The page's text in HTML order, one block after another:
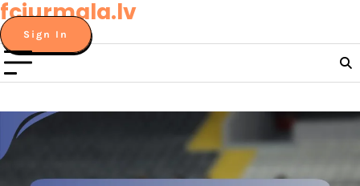
Skip
to
content
fcjurmala.lv
Sign In